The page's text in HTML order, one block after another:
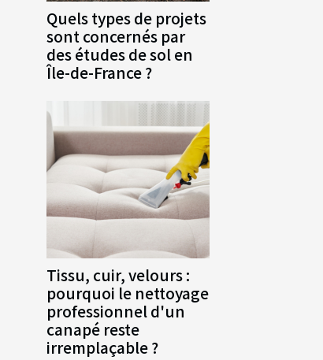
Quels types de projets
sont concernés par
des études de sol en
Île-de-France ?
Tissu, cuir, velours :
pourquoi le nettoyage
professionnel d'un
canapé reste
irremplaçable ?